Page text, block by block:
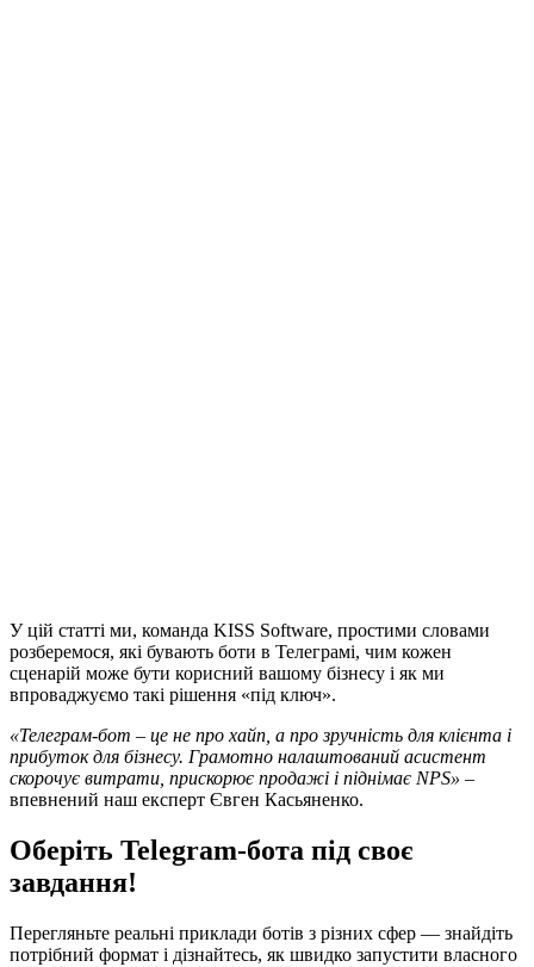
У цій статті ми, команда KISS Software, простими словами
розберемося, які бувають боти в Телеграмі, чим кожен
сценарій може бути корисний вашому бізнесу і як ми
впроваджуємо такі рішення «під ключ».
«Телеграм-бот – це не про хайп, а про зручність для клієнта і
прибуток для бізнесу. Грамотно налаштований асистент
скорочує витрати, прискорює продажі і піднімає NPS» –
впевнений наш експерт Євген Касьяненко.
Оберіть Telegram-бота під своє
завдання!
Перегляньте реальні приклади ботів з різних сфер — знайдіть
потрібний формат і дізнайтесь, як швидко запустити власного